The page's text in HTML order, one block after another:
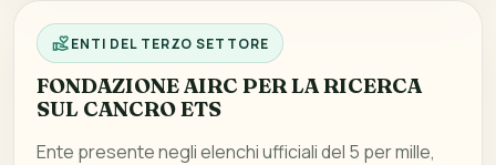
ENTI DEL TERZO SETTORE
FONDAZIONE AIRC PER LA RICERCA
SUL CANCRO ETS
Ente presente negli elenchi ufficiali del 5 per mille,